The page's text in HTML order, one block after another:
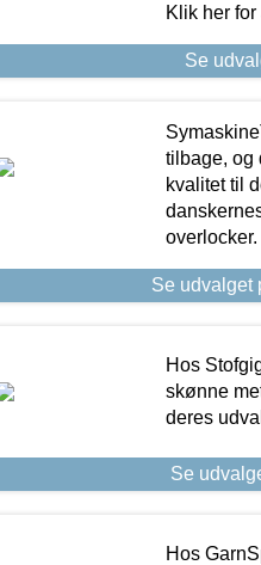
Klik her
Se
tilbage,
kvalitet til
Se udvalget
Hos
skønne
deres
Se
Hos